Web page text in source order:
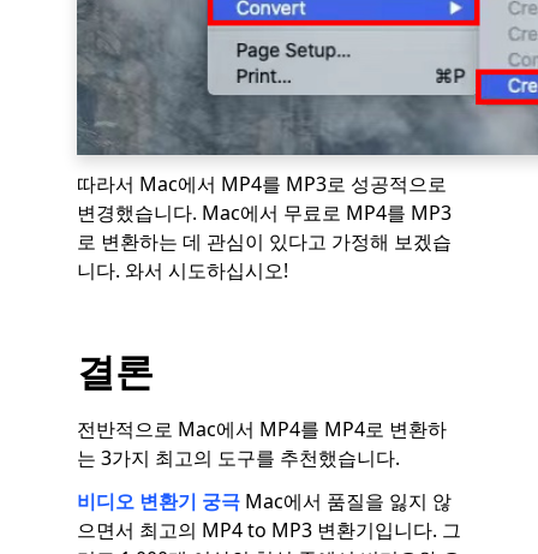
따라서 Mac에서 MP4를 MP3로 성공적으로
변경했습니다. Mac에서 무료로 MP4를 MP3
로 변환하는 데 관심이 있다고 가정해 보겠습
니다. 와서 시도하십시오!
결론
전반적으로 Mac에서 MP4를 MP4로 변환하
는 3가지 최고의 도구를 추천했습니다.
비디오 변환기 궁극 Mac에서 품질을 잃지 않
으면서 최고의 MP4 to MP3 변환기입니다. 그